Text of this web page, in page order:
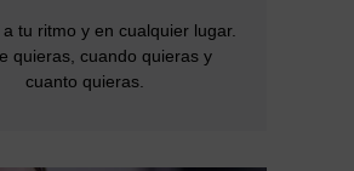
tu ritmo y en cualquier lugar.
quieras, cuando quieras y
cuanto quieras.